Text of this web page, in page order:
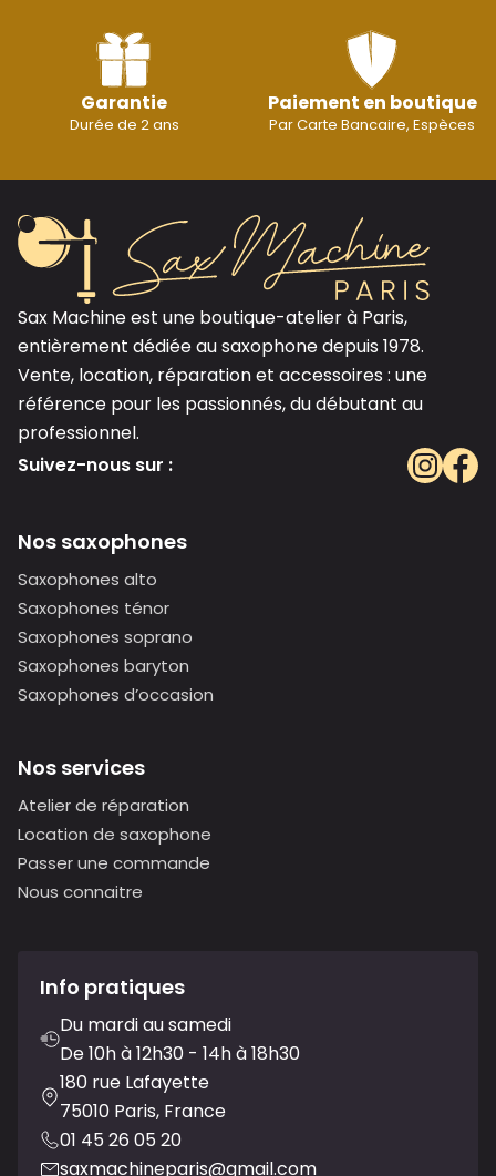
Garantie
Durée de 2 ans
Paiement en boutique
Par Carte Bancaire, Espèces
Sax Machine est une boutique-atelier à Paris,
entièrement dédiée au saxophone depuis 1978.
Vente, location, réparation et accessoires : une
référence pour les passionnés, du débutant au
professionnel.
Suivez-nous sur :
Nos saxophones
Saxophones alto
Saxophones ténor
Saxophones soprano
Saxophones baryton
Saxophones d’occasion
Nos services
Atelier de réparation
Location de saxophone
Passer une commande
Nous connaitre
Info pratiques
Du mardi au samedi
De 10h à 12h30 - 14h à 18h30
180 rue Lafayette
75010 Paris, France
01 45 26 05 20
saxmachineparis@gmail.com